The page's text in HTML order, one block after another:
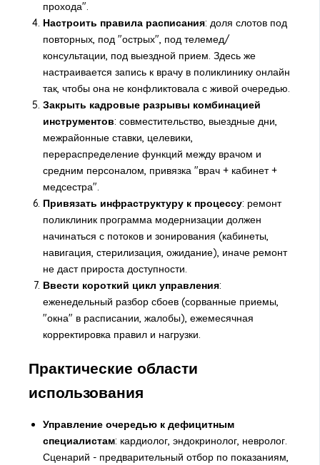
прохода".
Настроить правила расписания: доля слотов под
повторных, под "острых", под телемед/
консультации, под выездной прием. Здесь же
настраивается запись к врачу в поликлинику онлайн
так, чтобы она не конфликтовала с живой очередью.
Закрыть кадровые разрывы комбинацией
инструментов: совместительство, выездные дни,
межрайонные ставки, целевики,
перераспределение функций между врачом и
средним персоналом, привязка "врач + кабинет +
медсестра".
Привязать инфраструктуру к процессу: ремонт
поликлиник программа модернизации должен
начинаться с потоков и зонирования (кабинеты,
навигация, стерилизация, ожидание), иначе ремонт
не даст прироста доступности.
Ввести короткий цикл управления:
еженедельный разбор сбоев (сорванные приемы,
"окна" в расписании, жалобы), ежемесячная
корректировка правил и нагрузки.
Практические области
использования
Управление очередью к дефицитным
специалистам: кардиолог, эндокринолог, невролог.
Сценарий - предварительный отбор по показаниям,